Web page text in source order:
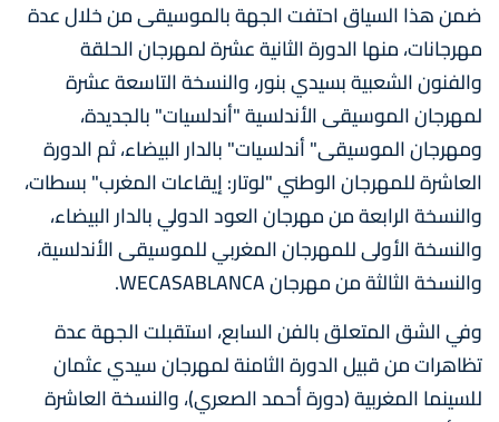
ضمن هذا السياق احتفت الجهة بالموسيقى من خلال عدة
مهرجانات، منها الدورة الثانية عشرة لمهرجان الحلقة
والفنون الشعبية بسيدي بنور، والنسخة التاسعة عشرة
لمهرجان الموسيقى الأندلسية "أندلسيات" بالجديدة،
ومهرجان الموسيقى" أندلسيات" بالدار البيضاء، ثم الدورة
العاشرة للمهرجان الوطني "لوتار: إيقاعات المغرب" بسطات،
والنسخة الرابعة من مهرجان العود الدولي بالدار البيضاء،
والنسخة الأولى للمهرجان المغربي للموسيقى الأندلسية،
والنسخة الثالثة من مهرجان WECASABLANCA.
وفي الشق المتعلق بالفن السابع، استقبلت الجهة عدة
تظاهرات من قبيل الدورة الثامنة لمهرجان سيدي عثمان
للسينما المغربية (دورة أحمد الصعري)، والنسخة العاشرة